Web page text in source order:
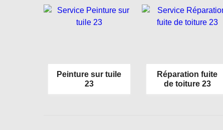
Peinture sur tuile
23
Réparation fuite
de toiture 23